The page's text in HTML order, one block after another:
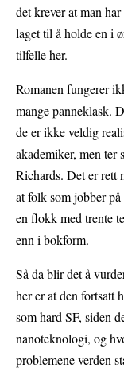
det krever at man
laget til å holde en i
tilfelle her.
Romanen fungerer
mange panneklask.
de er ikke veldig
akademiker, men ter
Richards. Det er rett
at folk som jobber
en flokk med trente
enn i bokform.
Så da blir det å
her er at den fortsatt
som hard SF, siden
nanoteknologi, og
problemene verden